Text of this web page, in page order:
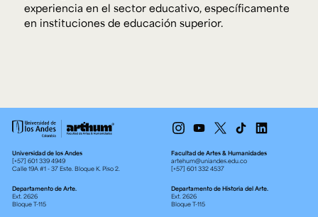
experiencia en el sector educativo, específicamente
en instituciones de educación superior.
Universidad de los Andes
[+57] 601 339 4949
Calle 19A #1 - 37 Este. Bloque K. Piso 2.
Facultad de Artes & Humanidades
artehum@uniandes.edu.co
[+57] 601 332 4537
Departamento de Arte.
Ext. 2626
Bloque T-115
Departamento de Historia del Arte.
Ext. 2626
Bloque T-115